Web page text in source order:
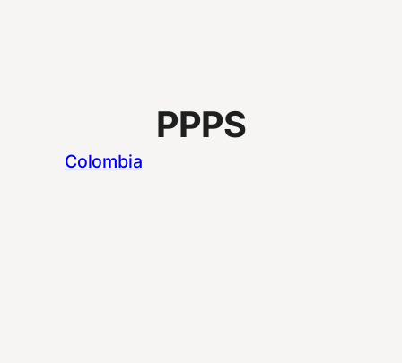
PPPS
Colombia